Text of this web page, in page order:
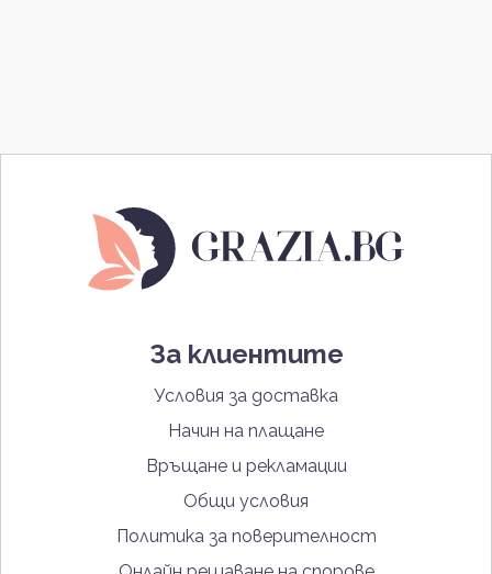
За клиентите
Условия за доставка
Начин на плащане
Връщане и рекламации
Общи условия
Политика за поверителност